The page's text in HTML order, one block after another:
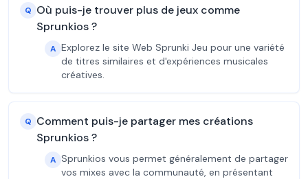
Q Où puis-je trouver plus de jeux comme
Sprunkios ?
A Explorez le site Web Sprunki Jeu pour une variété
de titres similaires et d'expériences musicales
créatives.
Q Comment puis-je partager mes créations
Sprunkios ?
A Sprunkios vous permet généralement de partager
vos mixes avec la communauté, en présentant